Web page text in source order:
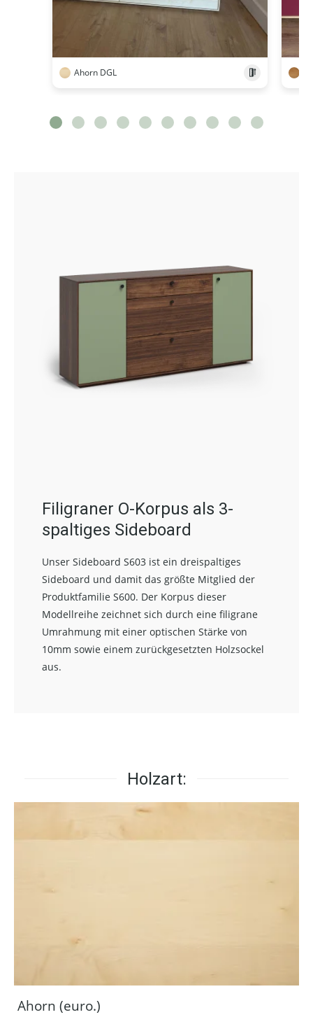
Ahorn DGL
Filigraner O-Korpus als 3-
spaltiges Sideboard
Unser Sideboard S603 ist ein dreispaltiges
Sideboard und damit das größte Mitglied der
Produktfamilie S600. Der Korpus dieser
Modellreihe zeichnet sich durch eine filigrane
Umrahmung mit einer optischen Stärke von
10mm sowie einem zurückgesetzten Holzsockel
aus.
Holzart:
Ahorn (euro.)